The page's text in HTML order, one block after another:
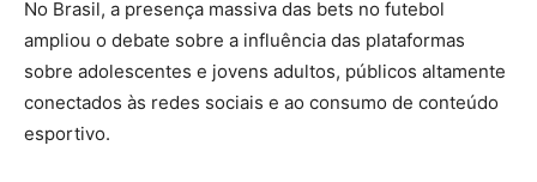
No Brasil, a presença massiva das bets no futebol
ampliou o debate sobre a influência das plataformas
sobre adolescentes e jovens adultos, públicos altamente
conectados às redes sociais e ao consumo de conteúdo
esportivo.